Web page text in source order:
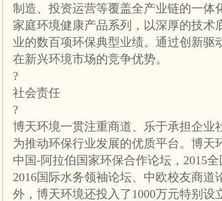
制造、投资运营等覆盖全产业链的一体
家庭环境健康产品系列，以深厚的技术
业的数百项环保典型业绩。通过创新驱
在新兴环境市场的竞争优势。
?
社会责任
?
博天环境一贯注重商道、乐于承担企业
为推动环保行业发展的优质平台。博天
中国-阿拉伯国家环保合作论坛，2015
2016国际水务领袖论坛、中欧校友商道
外，博天环境还投入了1000万元特别设